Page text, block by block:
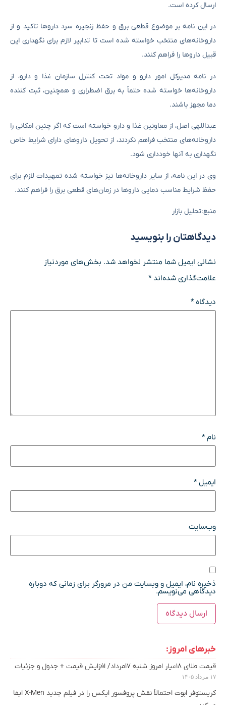
ارسال کرده است.
در این نامه بر موضوع قطعی برق و حفظ زنجیره سرد داروها تاکید و از
داروخانه‌های منتخب خواسته شده است تا تدابیر لازم برای نگهداری این
قبیل داروها را فراهم کنند.
در نامه مدیرکل امور دارو و مواد تحت کنترل سازمان غذا و دارو، از
داروخانه‌ها خواسته شده حتماً به برق اضطراری و همچنین، ثبت کننده
دما مجهز باشند.
عبداللهی اصل، از معاونین غذا و دارو خواسته است که اگر چنین امکانی را
داروخانه‌های منتخب فراهم نکردند، از تحویل داروهای دارای شرایط خاص
نگهداری به آنها خودداری شود.
وی در این نامه، از سایر داروخانه‌ها نیز خواسته شده تمهیدات لازم برای
حفظ شرایط مناسب دمایی داروها در زمان‌های قطعی برق را فراهم کنند.
منبع:تحلیل بازار
دیدگاهتان را بنویسید
نشانی ایمیل شما منتشر نخواهد شد. بخش‌های موردنیاز
علامت‌گذاری شده‌اند*
دیدگاه*
نام*
ایمیل*
وب‌سایت
ذخیره نام، ایمیل و وبسایت من در مرورگر برای زمانی که دوباره
دیدگاهی می‌نویسم.
خبرهای امروز:
قیمت طلای ۱۸عیار امروز شنبه ۱۷مرداد/ افزایش قیمت + جدول و جزئیات
۱۷ مرداد ۱۴۰۵
کریستوفر ابوت احتمالاً نقش پروفسور ایکس را در فیلم جدید X-Men ایفا